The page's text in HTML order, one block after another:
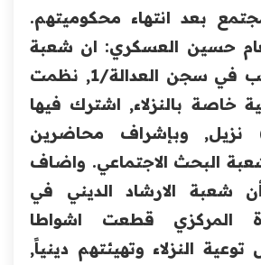
بعد انتهاء محكوميتهم.
حسين العسكري: ان شعبة
التأهيل والتدريب في سجن العدالة/1, نظمت
خاصة بالنزلاء, اشترك فيها
من (24) نزيل, وبإشراف محاضرين
البحث الاجتماعي. واضاف
أن شعبة الارشاد الديني في
المركزي قطعت اشواطا
النزلاء وتهيئتهم دينياً,